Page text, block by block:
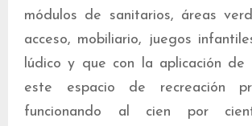
módulos de sanitarios, áreas
acceso, mobiliario, juegos
lúdico y que con la aplicación de
este espacio de recreación
funcionando al cien por